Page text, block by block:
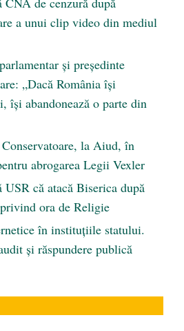
a unui clip video din mediul
și președinte
„Dacă România își
își abandonează o parte din
la Aiud, în
abrogarea Legii Vexler
că atacă Biserica după
ora de Religie
în instituțiile statului.
și răspundere publică